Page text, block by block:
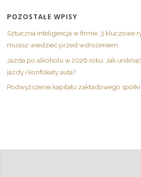
POZOSTAŁE WPISY
Sztuczna inteligencja w firmie. 3 kluczowe
musisz wiedzieć przed wdrożeniem
Jazda po alkoholu w 2026 roku. Jak
jazdy i konfiskaty auta?
Podwyższenie kapitału zakładowego